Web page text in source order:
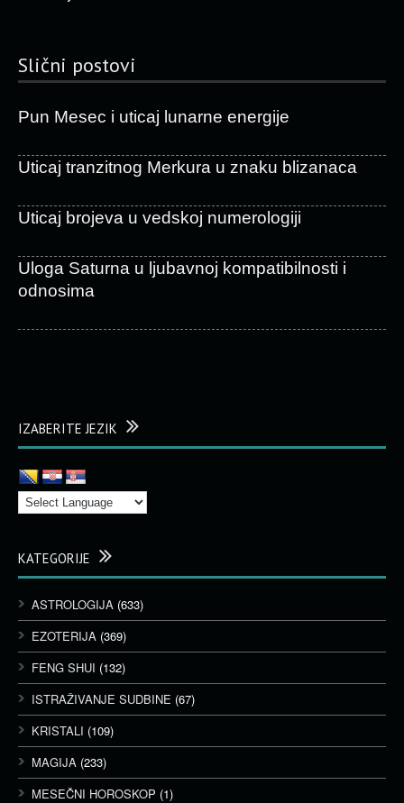
Slični postovi
Pun Mesec i uticaj lunarne energije
Uticaj tranzitnog Merkura u znaku blizanaca
Uticaj brojeva u vedskoj numerologiji
Uloga Saturna u ljubavnoj kompatibilnosti i
odnosima
IZABERITE JEZIK
KATEGORIJE
ASTROLOGIJA (633)
EZOTERIJA (369)
FENG SHUI (132)
ISTRAŽIVANJE SUDBINE (67)
KRISTALI (109)
MAGIJA (233)
MESEČNI HOROSKOP (1)